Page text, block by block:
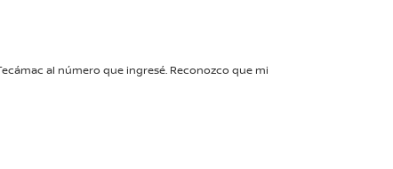
al número que ingresé. Reconozco que mi